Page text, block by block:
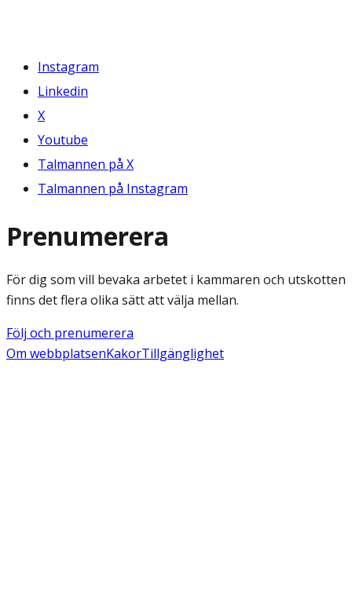
Instagram
Linkedin
X
Youtube
Talmannen på X
Talmannen på Instagram
Prenumerera
För dig som vill bevaka arbetet i kammaren och utskotten
finns det flera olika sätt att välja mellan.
Följ och prenumerera
Om webbplatsenKakorTillgänglighet